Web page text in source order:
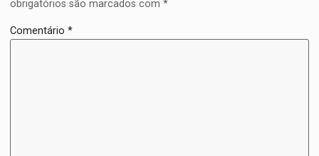
obrigatórios são marcados com*
Comentário*